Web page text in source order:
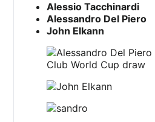
Alessio Tacchinardi
Alessandro Del Piero
John Elkann